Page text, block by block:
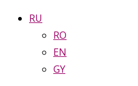
RU
RO
EN
GY